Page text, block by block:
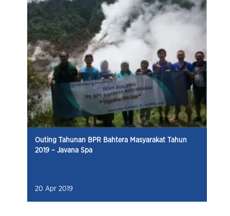
Outing Tahunan BPR Bahtera Masyarakat Tahun
2019 – Javana Spa
20 Apr 2019